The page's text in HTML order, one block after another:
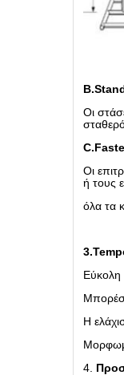
Οι
Οι
ή τους
όλα τα
Εύκολη
Η
4.